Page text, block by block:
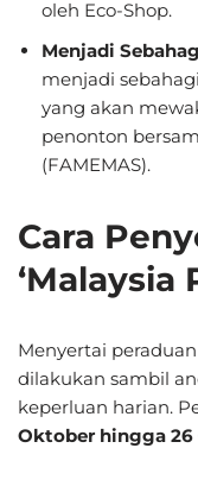
oleh Eco-Shop.
Menjadi
menjadi
yang akan
penonton
(FAMEMAS).
Cara
‘Malaysia
Menyertai
dilakukan sambil
keperluan harian.
Oktober hingga 26